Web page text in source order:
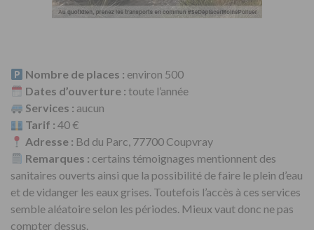
Nombre de places : environ 500
Dates d’ouverture : toute l’année
Services : aucun
Tarif : 40 €
Adresse : Bd du Parc, 77700 Coupvray
Remarques : certains témoignages mentionnent des
sanitaires ouverts ainsi que la possibilité de faire le plein d’eau
et de vidanger les eaux grises. Toutefois l’accès à ces services
semble aléatoire selon les périodes. Mieux vaut donc ne pas
compter dessus.